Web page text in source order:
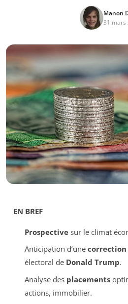
Manon
31 mars
EN BREF
Prospectivesur le climat
Anticipation d’une correction
électoral de Donald Trump.
Analyse des placements
actions, immobilier.